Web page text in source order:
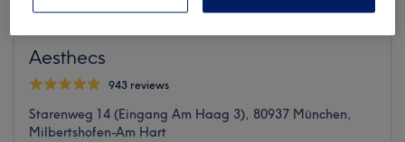
Aesthecs
943 reviews
Starenweg 14 (Eingang Am Haag 3), 80937 München,
Milbertshofen-Am Hart